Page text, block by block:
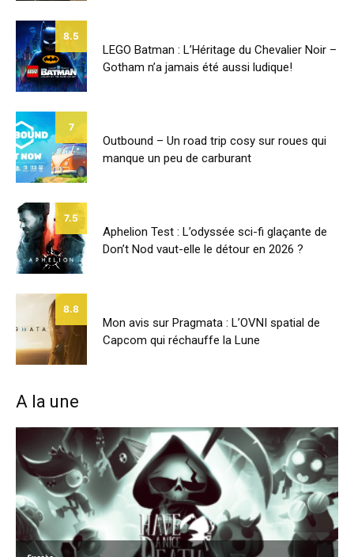
8.5
LEGO Batman : L’Héritage du Chevalier Noir –
Gotham n’a jamais été aussi ludique!
7
Outbound – Un road trip cosy sur roues qui
manque un peu de carburant
7.5
Aphelion Test : L’odyssée sci-fi glaçante de
Don’t Nod vaut-elle le détour en 2026 ?
8.8
Mon avis sur Pragmata : L’OVNI spatial de
Capcom qui réchauffe la Lune
A la une